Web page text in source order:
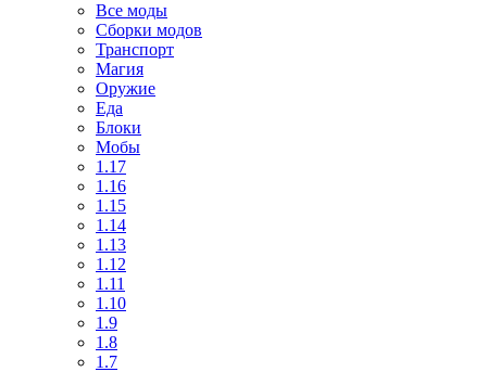
Все моды
Сборки модов
Транспорт
Магия
Оружие
Еда
Блоки
Мобы
1.17
1.16
1.15
1.14
1.13
1.12
1.11
1.10
1.9
1.8
1.7